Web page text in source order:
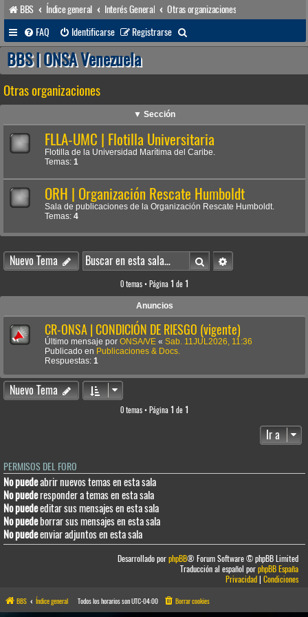
BBS Índice general Interés General
Otras organizaciones
FAQ
Identificarse Registrarse
u
a
r
BBS | ONSA Venezuela
Otras organizaciones
▼ Sección
FLLA-UMC | Flotilla Universitaria
Flotilla de la Universidad Marítima del Caribe.
Temas: 1
ORH | Organización Rescate Humboldt
Sala de publicaciones de la Organización Rescate Humboldt.
Temas: 4
Nuevo Tema BuscarBúsqueda avanzada
0 temas • Página 1 de 1
Anuncios
CR-ONSA | CONDICIÓN DE RIESGO (vigente)
Último mensaje por ONSA/VE « Sab. 11JUL2026, 11:36
Publicado en Publicaciones & Docs.
Respuestas: 1
Nuevo Tema
0 temas • Página 1 de 1
Ir a
PERMISOS DEL FORO
No puedeabrir nuevos temas en esta sala
No puederesponder a temas en esta sala
No puedeeditar sus mensajes en esta sala
No puedeborrar sus mensajes en esta sala
No puedeenviar adjuntos en esta sala
Desarrollado porphpBB® Forum Software © phpBB Limited
Traducción al español porphpBB España
Privacidad|Condiciones
BBS Índice general Todos los horarios sonUTC-04:00 Borrar cookies